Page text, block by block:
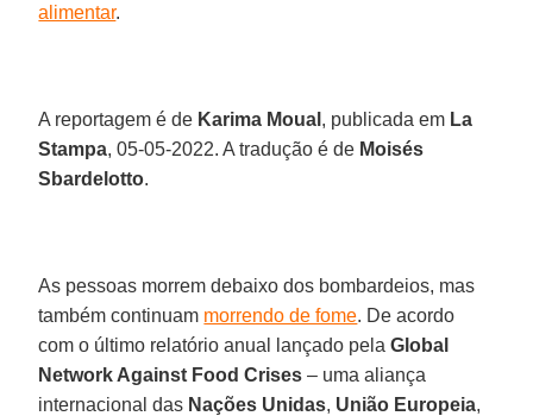
alimentar.
A reportagem é de Karima Moual , publicada em La
Stampa, 05-05-2022. A tradução é de Moisés
Sbardelotto.
As pessoas morrem debaixo dos bombardeios, mas
também continuam morrendo de fome. De acordo
com o último relatório anual lançado pelaGlobal
Network Against Food Crises – uma aliança
internacional das Nações Unidas, União Europeia,